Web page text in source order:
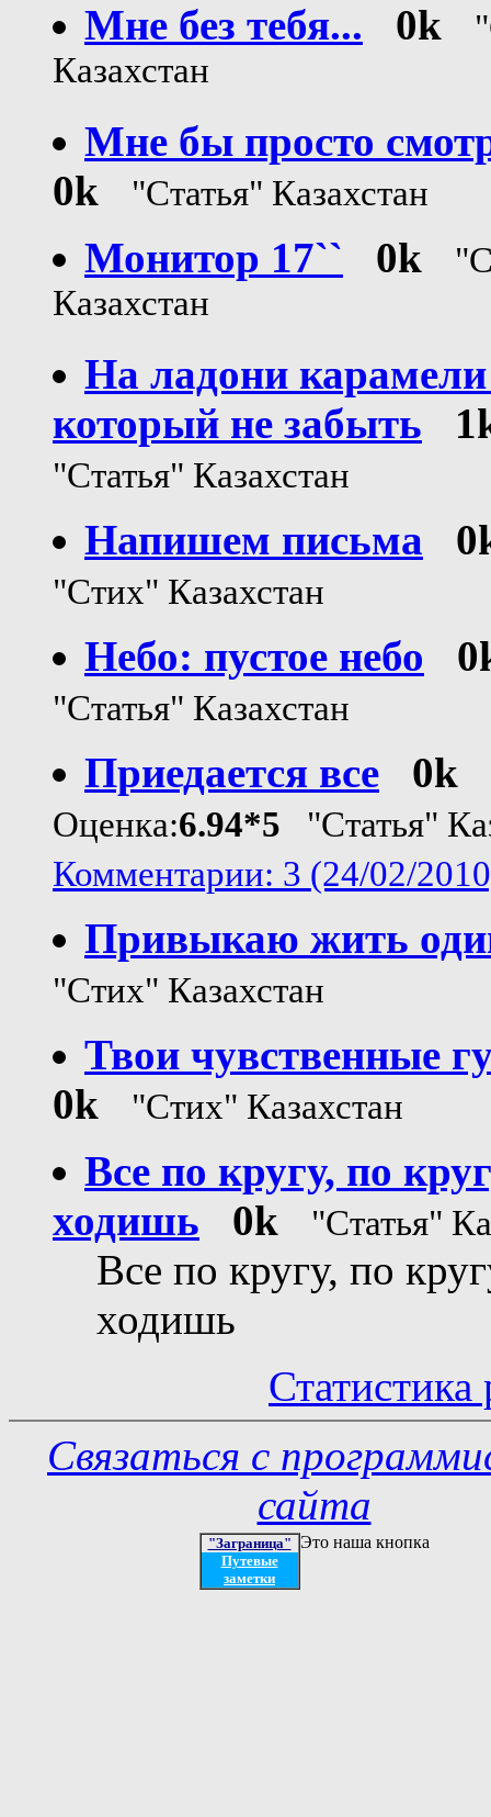
Мне без тебя... 0k
Казахстан
Мне бы просто
0k
"Статья" Казахстан
Монитор 17`` 0k
Казахстан
На ладони карамели
который не забыть
"Статья" Казахстан
Напишем письма
"Стих" Казахстан
Небо: пустое небо
"Статья" Казахстан
Приедается все 0k
Оценка:6.94*5 "Статья"
Комментарии: 3 (24/02/
Привыкаю жить
"Стих" Казахстан
Твои чувственные
0k
"Стих" Казахстан
Все по кругу, по
ходишь
0k "Статья"
Все по кругу, по
ходишь
Статистика
Связаться с
сайта
"Заграница"
Путевые
заметки
Это наша кнопка